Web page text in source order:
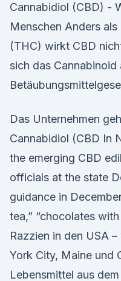
Cannabidiol (CBD) -
Menschen Anders
(THC) wirkt CBD
sich das Cannabinoid
Das Unternehmen
Cannabidiol (CBD In
the emerging CBD
officials at the state
guidance in
tea,” “chocolates
Razzien in den USA
York City, Maine und
Lebensmittel aus